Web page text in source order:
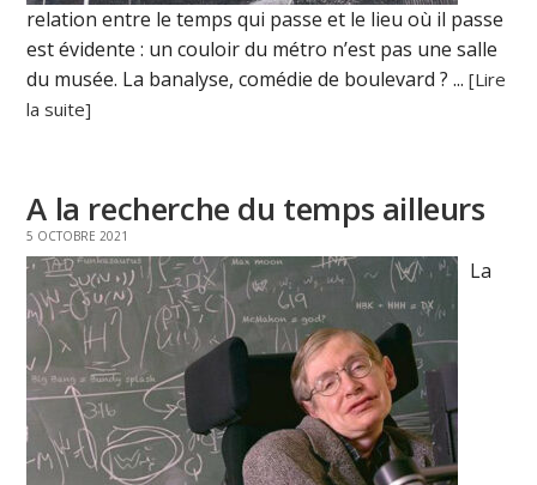
relation entre le temps qui passe et le lieu où il passe
est évidente : un couloir du métro n’est pas une salle
du musée. La banalyse, comédie de boulevard ? ...[Lire
la suite]
A la recherche du temps ailleurs
5 OCTOBRE 2021
La